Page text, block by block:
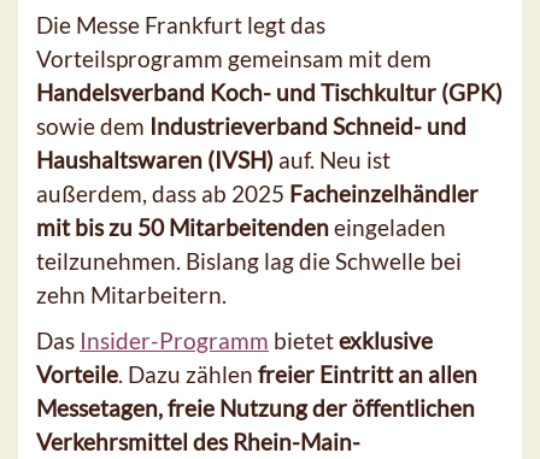
Die Messe Frankfurt legt das
Vorteilsprogramm gemeinsam mit dem
Handelsverband Koch- und Tischkultur (GPK)
sowie dem Industrieverband Schneid- und
Haushaltswaren (IVSH) auf. Neu ist
außerdem, dass ab 2025 Facheinzelhändler
mit bis zu 50 Mitarbeitendeneingeladen
teilzunehmen. Bislang lag die Schwelle bei
zehn Mitarbeitern.
Das Insider-Programm bietetexklusive
Vorteile. Dazu zählen freier Eintritt an allen
Messetagen, freie Nutzung der öffentlichen
Verkehrsmittel des Rhein-Main-